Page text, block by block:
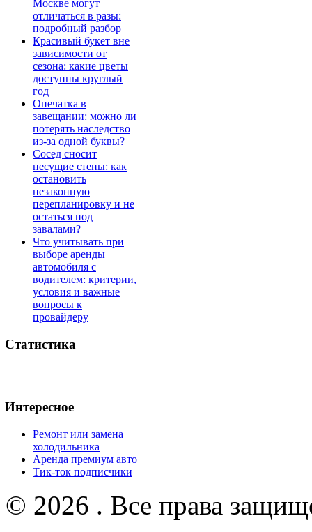
Москве могут
отличаться в разы:
подробный разбор
Красивый букет вне
зависимости от
сезона: какие цветы
доступны круглый
год
Опечатка в
завещании: можно ли
потерять наследство
из-за одной буквы?
Сосед сносит
несущие стены: как
остановить
незаконную
перепланировку и не
остаться под
завалами?
Что учитывать при
выборе аренды
автомобиля с
водителем: критерии,
условия и важные
вопросы к
провайдеру
Статистика
Интересное
Ремонт или замена
холодильника
Аренда премиум авто
Тик-ток подписчики
© 2026 . Все права